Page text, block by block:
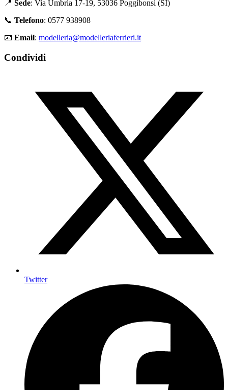
📍 Sede: Via Umbria 17-19, 53036 Poggibonsi (SI)
📞 Telefono: 0577 938908
📧 Email: modelleria@modelleriaferrieri.it
Condividi
Twitter